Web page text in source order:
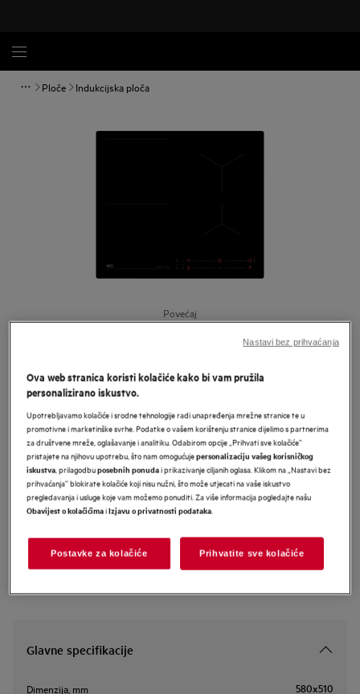
Ploče Indukcijska ploča
Povećaj
TO64IB00IB
AEG 6000 Bridge ugradbena
indukcijska ploča 60 cm
Informacijski list proizvoda
2023/988 navedeni su u poglavljima 1 i 2 korisničkog priručnika.
Za sigurno korištenje proizvoda pročitajte cijeli korisnički
priručnik.
Glavne specifikacije
Dimenzija, mm 580x510
Ova web stranica koristi kolačiće kako bi vam pružila
personalizirano iskustvo.
Upotrebljavamo kolačiće i srodne tehnologije radi unapređenja mrežne stranice te u
promotivne i marketinške svrhe. Podatke o vašem korištenju stranice dijelimo s partnerima
za društvene mreže, oglašavanje i analitiku. Odabirom opcije „Prihvati sve kolačiće”
pristajete na njihovu upotrebu, što nam omogućujepersonalizaciju vašeg korisničkog
iskustva, prilagodbuposebnih ponudai prikazivanje ciljanih oglasa. Klikom na „Nastavi bez
prihvaćanja” blokirate kolačiće koji nisu nužni, što može utjecati na vaše iskustvo
pregledavanja i usluge koje vam možemo ponuditi. Za više informacija pogledajte našu
Obavijest o kolačićimaiIzjavu o privatnosti podataka.
Postavke za kolačiće Prihvatite sve kolačiće
Nastavi bez prihvaćanja